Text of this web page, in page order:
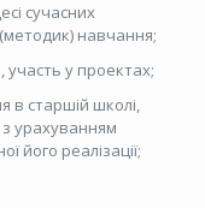
сучасних
навчання;
участь у проектах;
в старшій школі,
урахуванням
його реалізації;